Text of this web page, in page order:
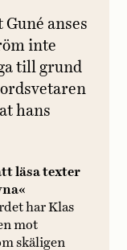
anses
inte
till grund
hans
läsa texter
har Klas
mot
skäligen